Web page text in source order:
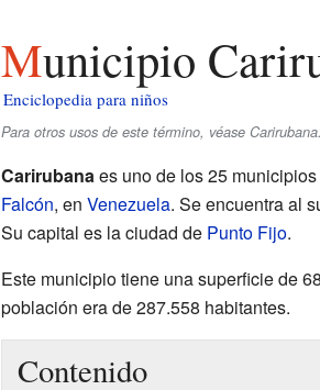
Municipio
Enciclopedia para niños
Para otros usos de este término, véase Carirubana.
Carirubanaes uno de los 25
Falcón, en Venezuela. Se encuentra al
Su capital es la ciudad de Punto Fijo.
Este municipio tiene una superficie de
población era de 287.558 habitantes.
Contenido